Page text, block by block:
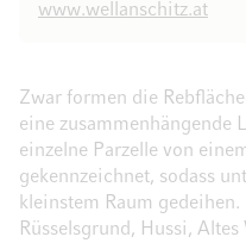
www.wellanschitz.at
Zwar formen die
eine zusammenhängende
einzelne Parzelle von
gekennzeichnet, sodass
kleinstem Raum
Rüsselsgrund, Hussi,